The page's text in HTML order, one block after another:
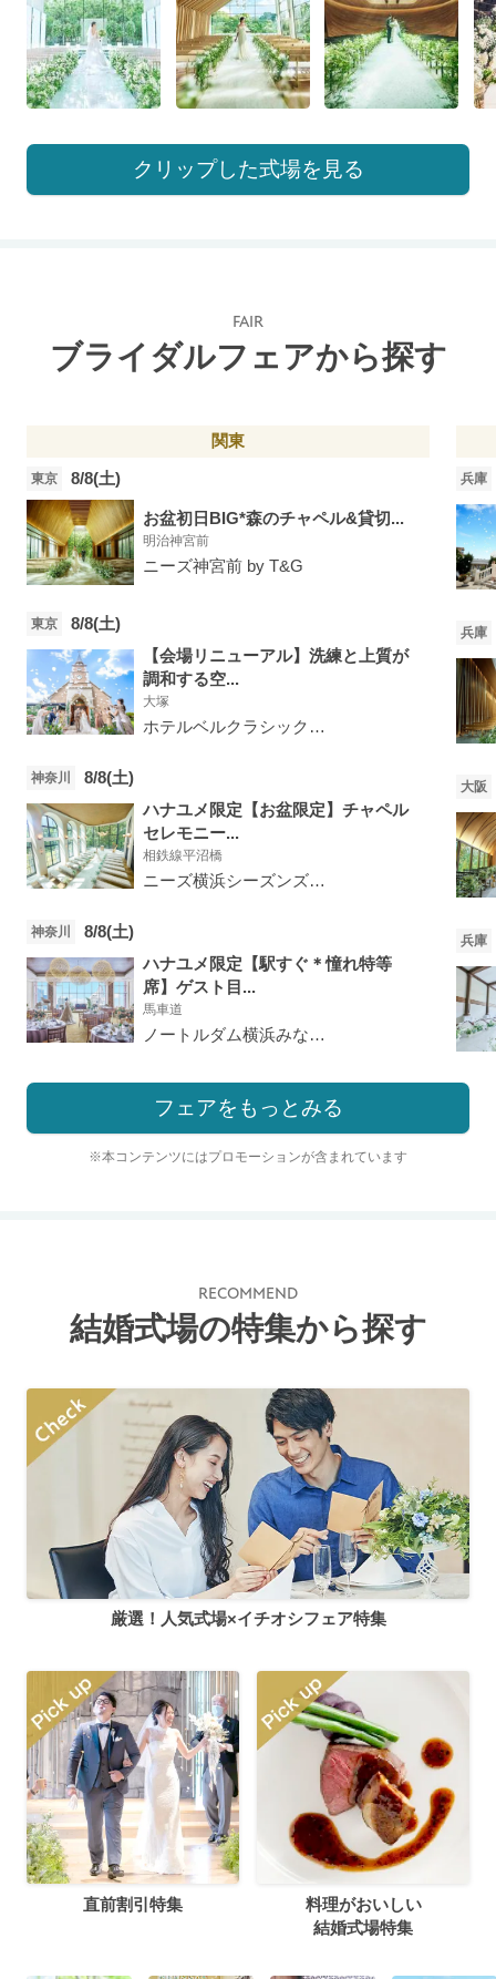
クリップした式場を見る
FAIR
ブライダルフェアから探す
関東
東京 8/8(土)
お盆初日BIG*森のチャペル&貸切...
明治神宮前
ニーズ神宮前 by T&G
東京
8/8(土)
【会場リニューアル】洗練と上質が
調和する空...
大塚
ホテルベルクラシック東京
神奈川
8/8(土)
ハナユメ限定【お盆限定】チャペル
セレモニー...
相鉄線平沼橋
ニーズ横浜シーズンズ by T&G
神奈川
8/8(土)
ハナユメ限定【駅すぐ＊憧れ特等
席】ゲスト目...
馬車道
ノートルダム横浜みなとみらい
兵庫
兵庫
大阪
兵庫
フェアをもっとみる
※本コンテンツにはプロモーションが含まれています
RECOMMEND
結婚式場の特集から探す
厳選！人気式場×イチオシフェア特集
直前割引特集
料理がおいしい
結婚式場特集